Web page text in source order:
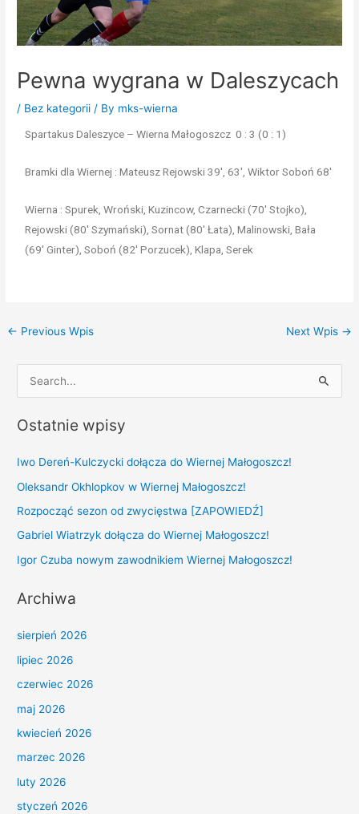
Pewna wygrana w Daleszycach
/ Bez kategorii / By mks-wierna
Spartakus Daleszyce – Wierna Małogoszcz 0 : 3 (0 : 1)
Bramki dla Wiernej : Mateusz Rejowski 39′, 63′, Wiktor Soboń 68′
Wierna : Spurek, Wroński, Kuzincow, Czarnecki (70′ Stojko),
Rejowski (80′ Szymański), Sornat (80′ Łata), Malinowski, Bała
(69′ Ginter), Soboń (82′ Porzucek), Klapa, Serek
← Previous Wpis Next Wpis →
a
c
h
f
o
r
Ostatnie wpisy
Iwo Dereń-Kulczycki dołącza do Wiernej Małogoszcz!
Oleksandr Okhlopkov w Wiernej Małogoszcz!
Rozpocząć sezon od zwycięstwa [ZAPOWIEDŹ]
Gabriel Wiatrzyk dołącza do Wiernej Małogoszcz!
Igor Czuba nowym zawodnikiem Wiernej Małogoszcz!
Archiwa
sierpień 2026
lipiec 2026
czerwiec 2026
maj 2026
kwiecień 2026
marzec 2026
luty 2026
styczeń 2026